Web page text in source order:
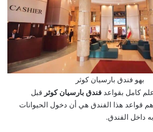
بهو فندق بارسيان كوثر
كامل بقواعد فندق بارسيان كوثر قبل
قواعد هذا الفندق هي أن دخول الحيوانات
داخل الفندق.